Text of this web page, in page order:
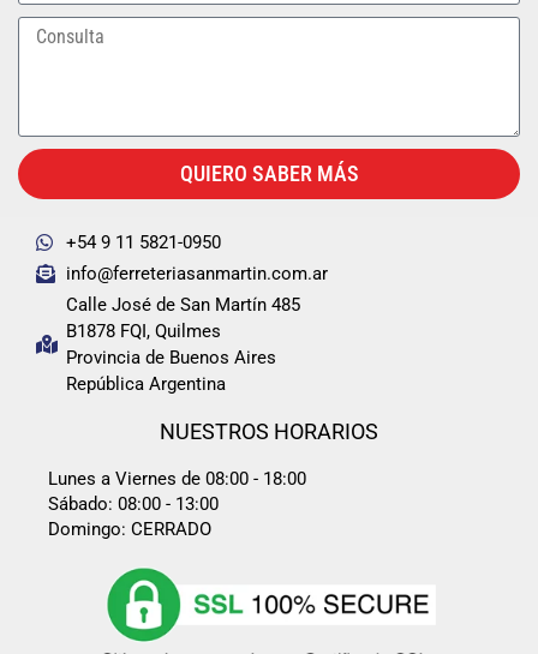
QUIERO SABER MÁS
+54 9 11 5821-0950
info@ferreteriasanmartin.com.ar
Calle José de San Martín 485
B1878 FQI, Quilmes
Provincia de Buenos Aires
República Argentina
NUESTROS HORARIOS
Lunes a Viernes de 08:00 - 18:00
Sábado: 08:00 - 13:00
Domingo: CERRADO